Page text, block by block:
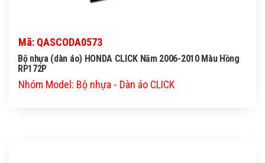
Mã: QASCODA0573
Bộ nhựa (dàn áo) HONDA CLICK Năm 2006-2010 Màu Hồng
RP172P
Nhóm Model: Bộ nhựa - Dàn áo CLICK